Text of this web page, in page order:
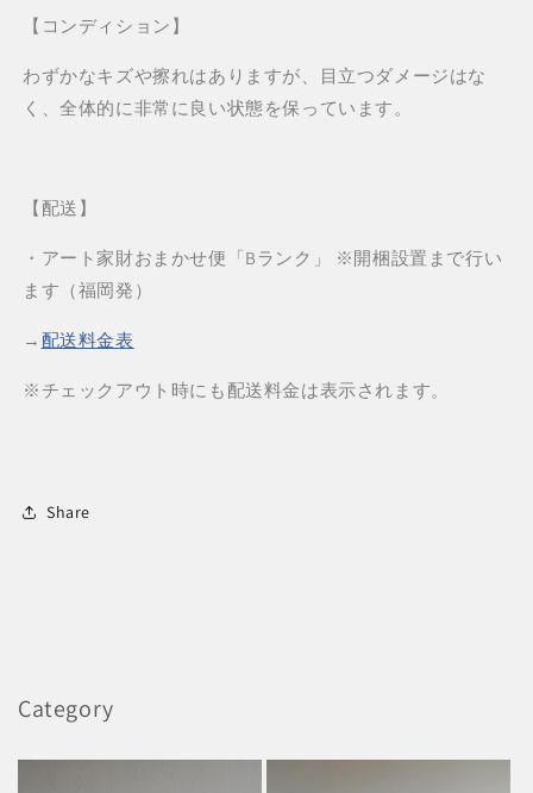
【コンディション】
わずかなキズや擦れはありますが、目立つダメージはな
く、全体的に非常に良い状態を保っています。
【配送】
・アート家財おまかせ便「Bランク」
※開梱設置まで行い
ます（福岡発）
→ 配送料金表
※チェックアウト時にも配送料金は表示されます。
Share
Category